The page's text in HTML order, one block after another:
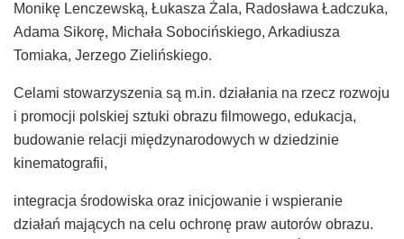
Monikę Lenczewską, Łukasza Żala, Radosława Ładczuka,
Adama Sikorę, Michała Sobocińskiego, Arkadiusza
Tomiaka, Jerzego Zielińskiego.
Celami stowarzyszenia są m.in. działania na rzecz rozwoju
i promocji polskiej sztuki obrazu filmowego, edukacja,
budowanie relacji międzynarodowych w dziedzinie
kinematografii,
integracja środowiska oraz inicjowanie i wspieranie
działań mających na celu ochronę praw autorów obrazu.